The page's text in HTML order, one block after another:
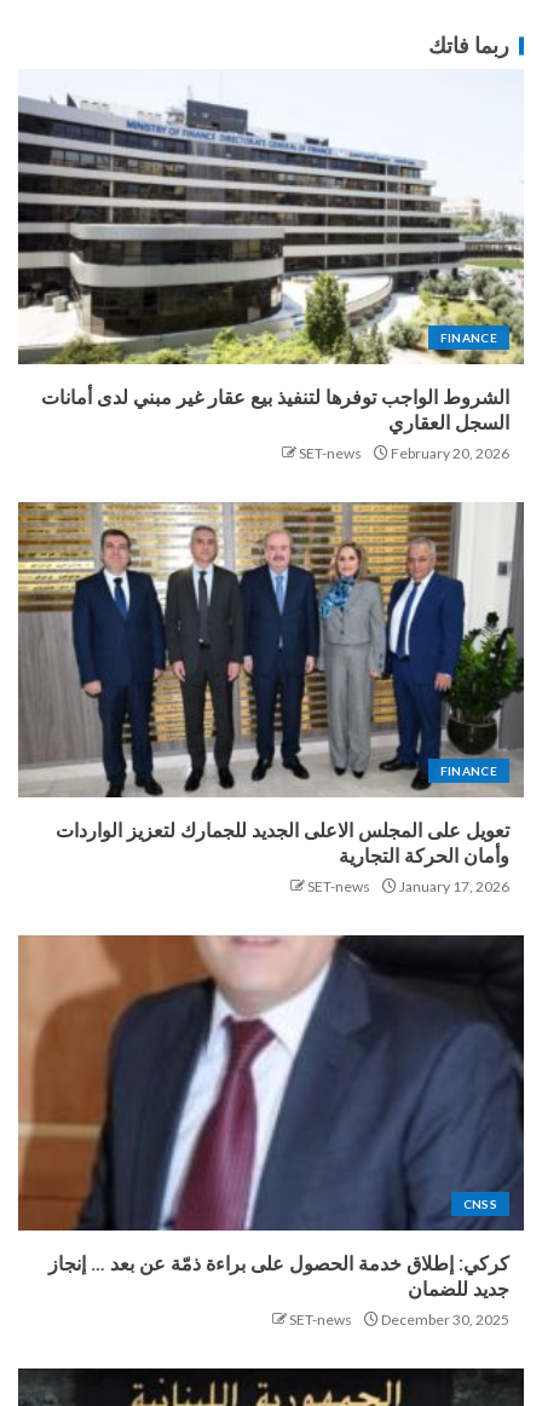
ربما فاتك
FINANCE
الشروط الواجب توفرها لتنفيذ بيع عقار غير مبني لدى أمانات
السجل العقاري
February 20, 2026
SET-news
FINANCE
تعويل على المجلس الاعلى الجديد للجمارك لتعزيز الواردات
وأمان الحركة التجارية
January 17, 2026
SET-news
CNSS
كركي: إطلاق خدمة الحصول على براءة ذمّة عن بعد … إنجاز
جديد للضمان
December 30, 2025
SET-news